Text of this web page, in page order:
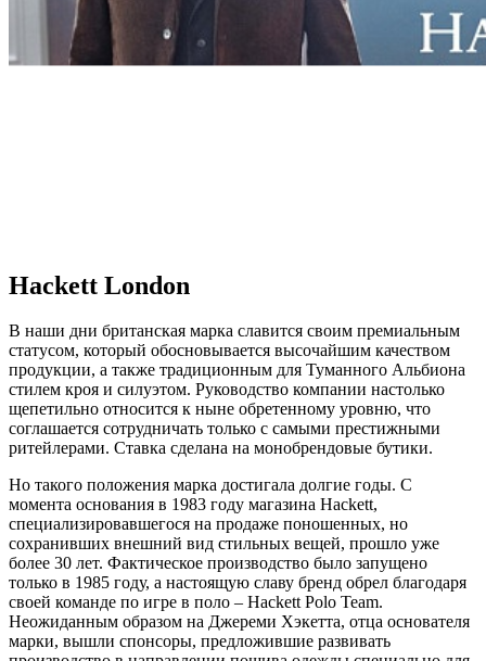
Hackett London
В наши дни британская марка славится своим премиальным
статусом, который обосновывается высочайшим качеством
продукции, а также традиционным для Туманного Альбиона
стилем кроя и силуэтом. Руководство компании настолько
щепетильно относится к ныне обретенному уровню, что
соглашается сотрудничать только с самыми престижными
ритейлерами. Ставка сделана на монобрендовые бутики.
Но такого положения марка достигала долгие годы. С
момента основания в 1983 году магазина Hackett,
специализировавшегося на продаже поношенных, но
сохранивших внешний вид стильных вещей, прошло уже
более 30 лет. Фактическое производство было запущено
только в 1985 году, а настоящую славу бренд обрел благодаря
своей команде по игре в поло – Hackett Polo Team.
Неожиданным образом на Джереми Хэкетта, отца основателя
марки, вышли спонсоры, предложившие развивать